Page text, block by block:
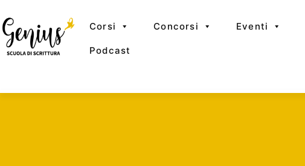
Corsi Concorsi Eventi
Podcast